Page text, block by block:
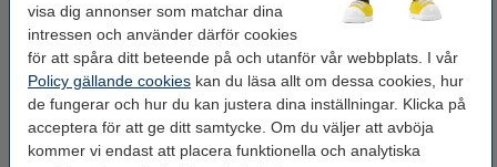
visa dig annonser som matchar dina
intressen och använder därför cookies
för att spåra ditt beteende på och utanför vår webbplats. I vår
Policy gällande cookies kan du läsa allt om dessa cookies, hur
de fungerar och hur du kan justera dina inställningar. Klicka på
acceptera för att ge ditt samtycke. Om du väljer att avböja
kommer vi endast att placera funktionella och analytiska
Antal etiketter: 1.600 etiketter
Antal ark: 100 ark
Nedladdning: mall